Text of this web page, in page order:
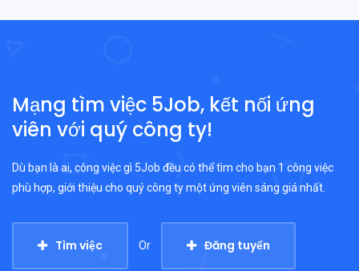
Mạng tìm việc 5Job, kết nối ứng
viên với quý công ty!
Dù bạn là ai, công việc gì 5Job đều có thể tìm cho bạn 1 công việc
phù hợp, giới thiệu cho quý công ty một ứng viên sáng giá nhất.
Tìm việc Or Đăng tuyển